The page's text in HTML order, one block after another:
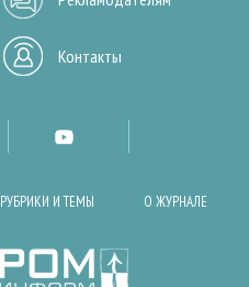
Контакты
РУБРИКИ И ТЕМЫ О ЖУРНАЛЕ